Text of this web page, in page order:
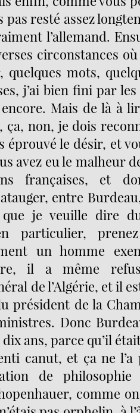
pas resté assez
l’allemand.
circonstances où
mots,
j’ai bien fini par
encore. Mais de là à
ça, non, je dois
éprouvé le désir, et
avez eu le malheur
françaises, et
entre
que je veuille dire
particulier,
un homme
il a même
de l’Algérie, et il
président de la
Donc
dix ans, parce qu’il
canut, et ça ne l’a
de
comme